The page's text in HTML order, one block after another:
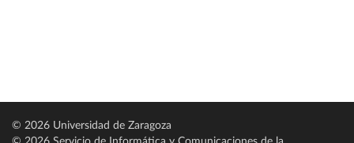
© 2026 Universidad de Zaragoza